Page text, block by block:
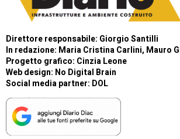
Direttore responsabile: Giorgio Santilli
In redazione: Maria Cristina Carlini, Mauro
Progetto grafico: Cinzia Leone
Web design: No Digital Brain
Social media partner: DOL